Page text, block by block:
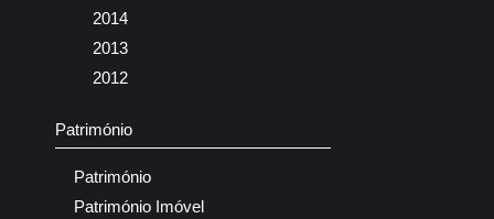
2014
2013
2012
Património
Património
Património Imóvel